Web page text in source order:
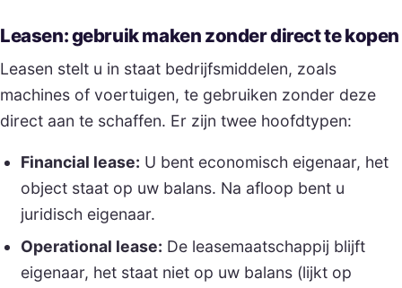
Leasen: gebruik maken zonder direct te kopen
Leasen stelt u in staat bedrijfsmiddelen, zoals
machines of voertuigen, te gebruiken zonder deze
direct aan te schaffen. Er zijn twee hoofdtypen:
Financial lease: U bent economisch eigenaar, het
object staat op uw balans. Na afloop bent u
juridisch eigenaar.
Operational lease: De leasemaatschappij blijft
eigenaar, het staat niet op uw balans (lijkt op